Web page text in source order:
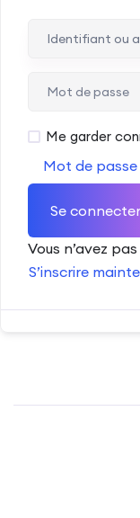
Me garder
Mot de passe
Se connecter
Vous n’avez
S’inscrire